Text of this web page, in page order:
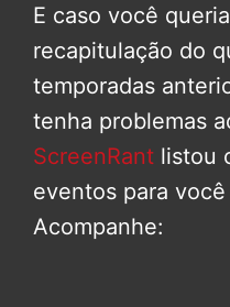
E caso você
recapitulação do
temporadas
tenha problemas
ScreenRant listou
eventos para você
Acompanhe: